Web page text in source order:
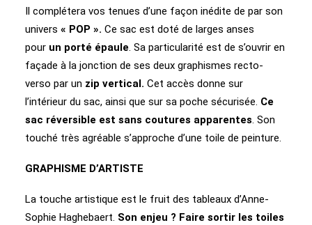
Il complétera vos tenues d’une façon inédite de par son
univers « POP ». Ce sac est doté de larges anses
pour un porté épaule. Sa particularité est de s’ouvrir en
façade à la jonction de ses deux graphismes recto-
verso par un zip vertical. Cet accès donne sur
l’intérieur du sac, ainsi que sur sa poche sécurisée. Ce
sac réversible est sans coutures apparentes. Son
touché très agréable s’approche d’une toile de peinture.
GRAPHISME D’ARTISTE
La touche artistique est le fruit des tableaux d’Anne-
Sophie Haghebaert. Son enjeu ? Faire sortir les toiles